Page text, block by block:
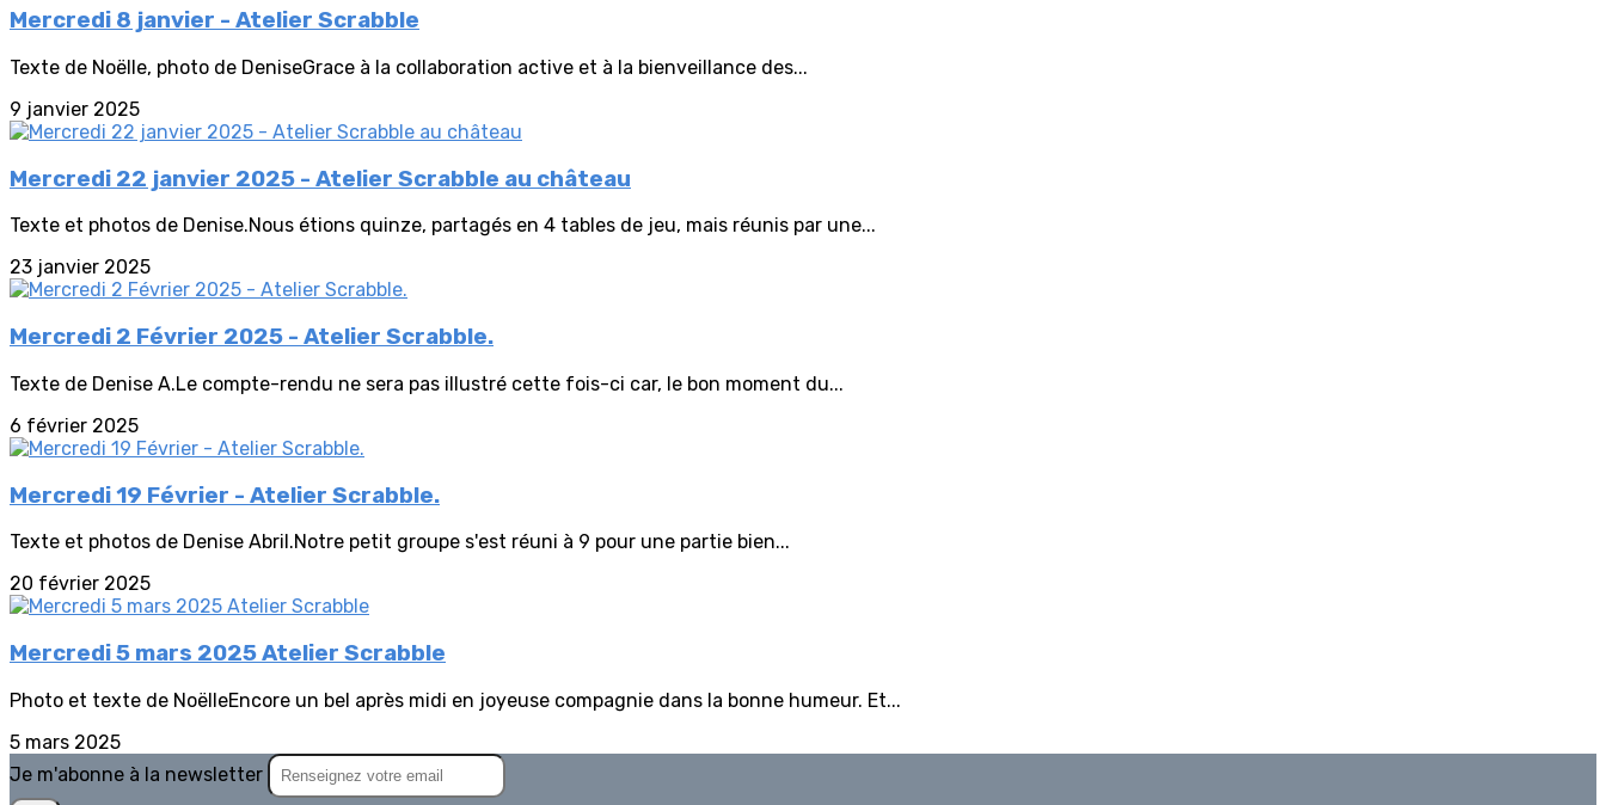
Mercredi 8 janvier - Atelier Scrabble
Texte de Noëlle, photo de DeniseGrace à la collaboration active et à la bienveillance des...
9 janvier 2025
Mercredi 22 janvier 2025 - Atelier Scrabble au château
Texte et photos de Denise.Nous étions quinze, partagés en 4 tables de jeu, mais réunis par une...
23 janvier 2025
Mercredi 2 Février 2025 - Atelier Scrabble.
Texte de Denise A.Le compte-rendu ne sera pas illustré cette fois-ci car, le bon moment du...
6 février 2025
Mercredi 19 Février - Atelier Scrabble.
Texte et photos de Denise Abril.Notre petit groupe s'est réuni à 9 pour une partie bien...
20 février 2025
Mercredi 5 mars 2025 Atelier Scrabble
Photo et texte de NoëlleEncore un bel après midi en joyeuse compagnie dans la bonne humeur. Et...
5 mars 2025
Je m'abonne à la newsletter